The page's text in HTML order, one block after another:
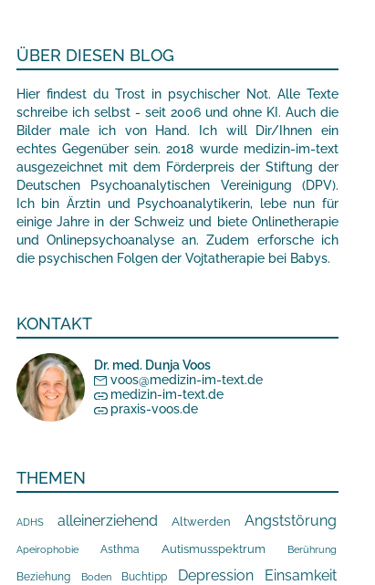
ÜBER DIESEN BLOG
Hier findest du Trost in psychischer Not. Alle Texte
schreibe ich selbst - seit 2006 und ohne KI. Auch die
Bilder male ich von Hand. Ich will Dir/Ihnen ein
echtes Gegenüber sein. 2018 wurde medizin-im-text
ausgezeichnet mit dem Förderpreis der Stiftung der
Deutschen Psychoanalytischen Vereinigung (DPV).
Ich bin Ärztin und Psychoanalytikerin, lebe nun für
einige Jahre in der Schweiz und biete Onlinetherapie
und Onlinepsychoanalyse an. Zudem erforsche ich
die psychischen Folgen der Vojtatherapie bei Babys.
KONTAKT
Dr. med. Dunja Voos
voos@medizin-im-text.de
medizin-im-text.de
praxis-voos.de
THEMEN
ADHS alleinerziehend Altwerden Angststörung
Apeirophobie Asthma Autismusspektrum Berührung
Beziehung Boden Buchtipp Depression
Einsamkeit